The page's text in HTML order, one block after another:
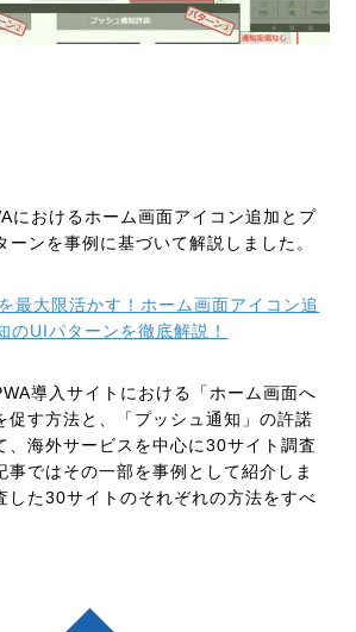
におけるホーム画面アイコン追加とプ
ーンを事例に基づいて解説しました。
最大限活かす！ホーム画面アイコン追
のUIパターンを徹底解説！
導入サイトにおける「ホーム画面へ
促す方法と、「プッシュ通知」の許諾
、海外サービスを中心に30サイト調査
事ではその一部を事例として紹介しま
した30サイトのそれぞれの方法をすべ